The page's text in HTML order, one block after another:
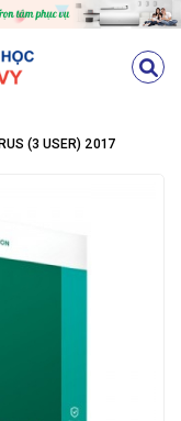
(3 USER) 2017